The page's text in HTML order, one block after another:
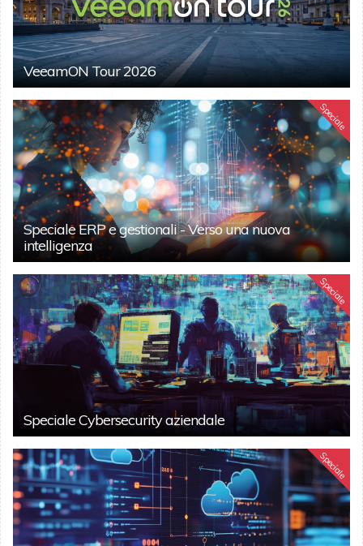
VeeamON Tour 2026
Speciale
Speciale ERP e gestionali - Verso una nuova
intelligenza
Speciale
Speciale Cybersecurity aziendale
Speciale